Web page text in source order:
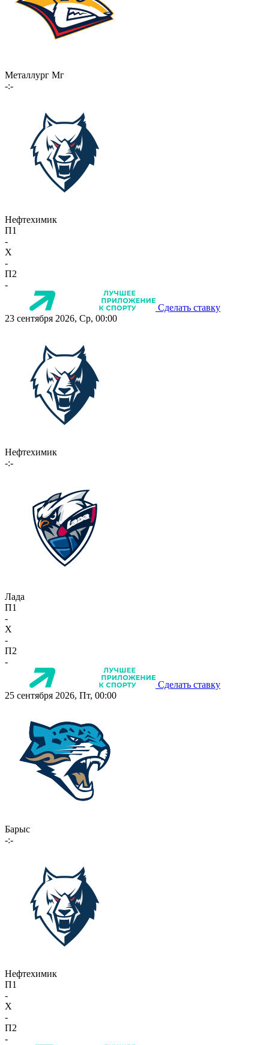
Металлург Мг
-:-
Нефтехимик
П1
-
X
-
П2
-
Сделать ставку
23 сентября 2026, Ср, 00:00
Нефтехимик
-:-
Лада
П1
-
X
-
П2
-
Сделать ставку
25 сентября 2026, Пт, 00:00
Барыс
-:-
Нефтехимик
П1
-
X
-
П2
-